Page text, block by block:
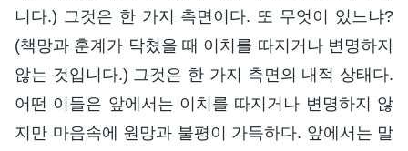
니다.) 그것은 한 가지 측면이다. 또 무엇이 있느냐?
(책망과 훈계가 닥쳤을 때 이치를 따지거나 변명하지
않는 것입니다.) 그것은 한 가지 측면의 내적 상태다.
어떤 이들은 앞에서는 이치를 따지거나 변명하지 않
지만 마음속에 원망과 불평이 가득하다. 앞에서는 말